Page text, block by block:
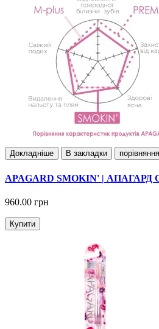
Докладнiше В закладки порівняння
APAGARD SMOKIN' |
960.00 грн
Купити